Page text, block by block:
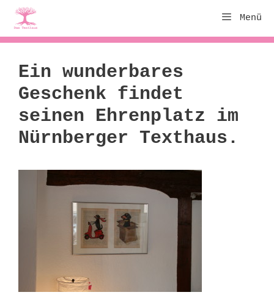
Zum
Inhalt
springen
Menü
Ein wunderbares
Geschenk findet
seinen Ehrenplatz im
Nürnberger Texthaus.